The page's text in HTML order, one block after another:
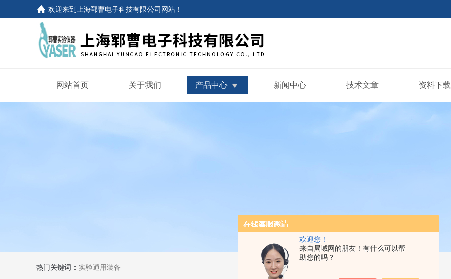
欢迎您！
来自局域网的朋友！有什么可以帮
助您的吗？
欢迎来到 上海郓曹电子科技有限公司网站 ！
网站首页 关于我们 产品中心 新闻中心 技术文章 资料下载
热门关键词： 实验通用装备